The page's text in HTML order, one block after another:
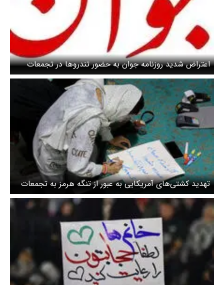
اعتراض شدید روزنامه جوان به حضور تندروها در تجمعات
شبانه / خواستار انحلال شعام و خراب کردن وزارت خارجه
برسر مسئولانش هستند!
تهدید کشتی‌های آمریکایی به عبور از تنگه هرمز به تجمعات
شبانه کشیده شد + عکس